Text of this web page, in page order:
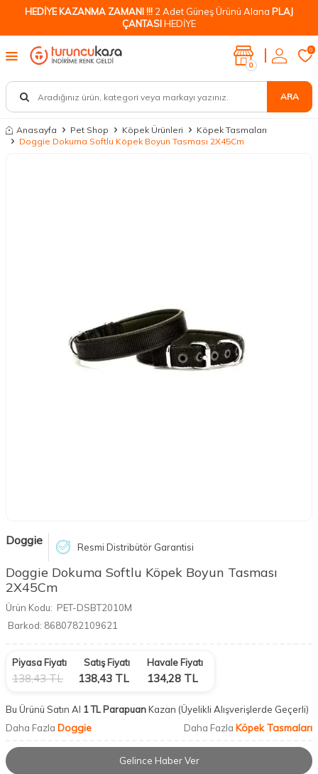
HEDİYE KAZANMA ZAMANI !!! 2 Adet Güneş Ürünü Alana PLAJ
ÇANTASIHEDİYE
ARA
0
0
Anasayfa Pet Shop Köpek Ürünleri
Köpek Tasmaları
Doggie Dokuma Softlu Köpek Boyun Tasması 2X45Cm
Doggie Resmi Distribütör Garantisi
Doggie Dokuma Softlu Köpek Boyun Tasması
2X45Cm
Ürün Kodu: PET-DSBT2010M
Barkod: 8680782109621
Piyasa Fiyatı
138,43TL
Satış Fiyatı
138,43 TL
Havale Fiyatı
134,28 TL
Bu Ürünü Satın Al 1 TL ParapuanKazan (Üyelikli Alışverişlerde Geçerli)
Daha Fazla Doggie Daha Fazla Köpek Tasmaları
Gelince Haber Ver